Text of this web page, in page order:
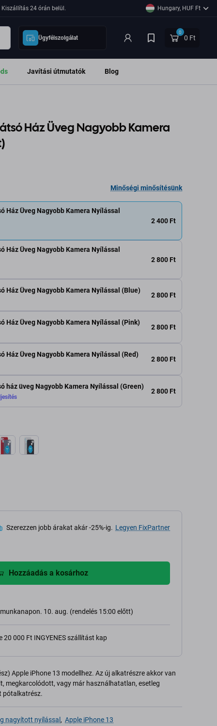
24 órán belül. Hungary, HUF Ft
Ügyfélszolgálat
0
0 Ft
Javítási útmutatók Blog
Ház Üveg Nagyobb Kamera
Minőségi minősítésünk
Ház Üveg Nagyobb Kamera Nyílással
2 800 Ft
Ház Üveg Nagyobb Kamera Nyílással (Blue)
2 800 Ft
Ház Üveg Nagyobb Kamera Nyílással (Pink)
2 800 Ft
Ház Üveg Nagyobb Kamera Nyílással
2 400 Ft
Ház Üveg Nagyobb Kamera Nyílással (Red)
2 800 Ft
ház üveg Nagyobb Kamera Nyílással (Green)
2 800 Ft
Szerezzen jobb árakat akár -25%-ig. Legyen FixPartner
Hozzáadás a kosárhoz
10. aug. (rendelés 15:00 előtt)
20 000 Ft INGYENES szállítást kap
Apple iPhone 13 modellhez. Az új alkatrészre akkor van
megkarcolódott, vagy már használhatatlan, esetleg
pótalkatrész.
nagyított nyílással , Apple iPhone 13